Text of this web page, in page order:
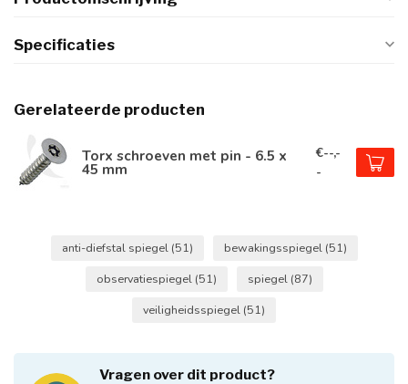
Specificaties
Gerelateerde producten
Torx schroeven met pin - 6.5 x
45 mm
€--,-
-
anti-diefstal spiegel (51) bewakingsspiegel (51)
observatiespiegel (51) spiegel (87)
veiligheidsspiegel (51)
Vragen over dit product?